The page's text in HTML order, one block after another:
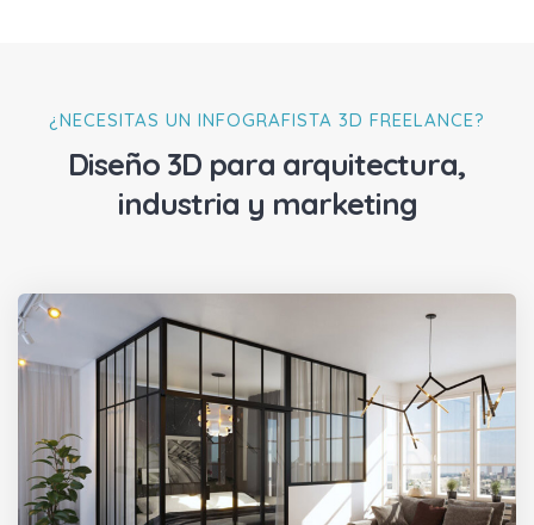
¿NECESITAS UN INFOGRAFISTA 3D FREELANCE?
Diseño 3D para arquitectura,
industria y marketing